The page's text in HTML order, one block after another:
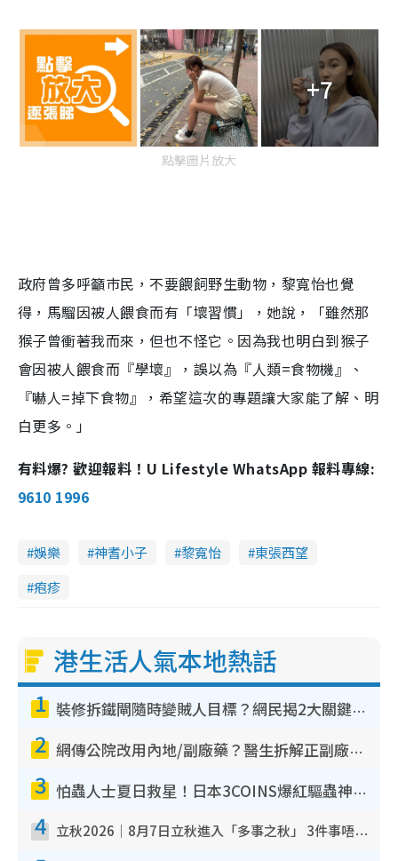
+7
點擊圖片放大
政府曾多呼籲巿民，不要餵飼野生動物，黎寬怡也覺
得，馬騮因被人餵食而有「壞習慣」，她說，「雖然那
猴子曾衝著我而來，但也不怪它。因為我也明白到猴子
會因被人餵食而『學壞』，誤以為『人類=食物機』、
『嚇人=掉下食物』，希望這次的專題讓大家能了解、明
白更多。」
有料爆? 歡迎報料！U Lifestyle WhatsApp 報料專線:
9610 1996
娛樂 神耆小子 黎寬怡
東張西望
疱疹
港生活人氣本地熱話
1 裝修拆鐵閘隨時變賊人目標？網民揭2大關鍵用途：裝新式等於白裝？附新舊鐵閘分別
2 網傳公院改用內地/副廠藥？醫生拆解正副廠分別 揭4類人換藥隨時出事
3 怕蟲人士夏日救星！日本3COINS爆紅驅蟲神器$45起 1招「全程免觸碰」輕鬆搞定小強
4 立秋2026｜8月7日立秋進入「多事之秋」 3件事唔做得！專家教6招開運 清枱頭／銀包納氣接好運